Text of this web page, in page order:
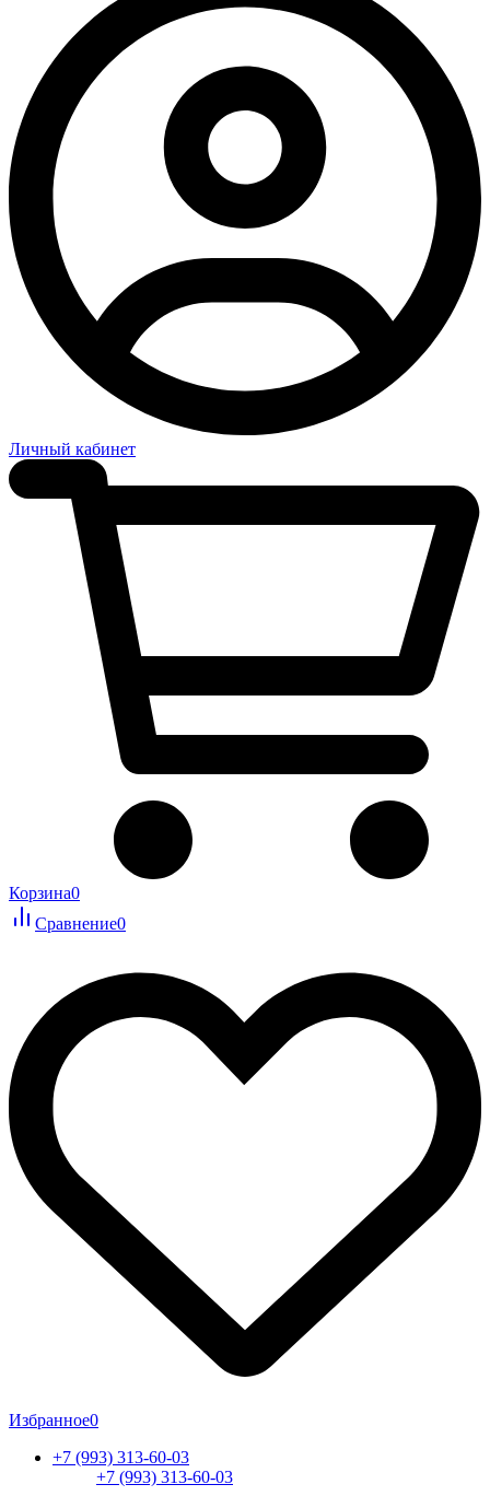
Личный кабинет
Корзина0
Сравнение0
Избранное0
+7 (993) 313-60-03
+7 (993) 313-60-03